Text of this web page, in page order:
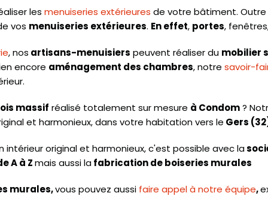
les menuiseries extérieures de votre bâtiment. Outre
vos menuiseries extérieures. En effet, portes,
, nos artisans-menuisiers peuvent réaliser du mobilier
encore aménagement des chambres, notre savoir-
massif réalisé totalement sur mesure à Condom?
et harmonieux, dans votre habitation vers le Gers
intérieur original et harmonieux, c'est possible avec la
A à Zmais aussi lafabrication de boiseries murales
murales,vous pouvez aussi faire appel à notre équipe,